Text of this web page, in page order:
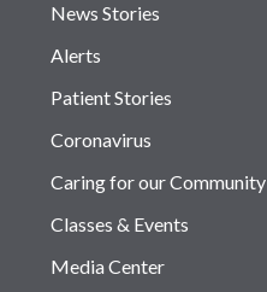
News Stories
Alerts
Patient Stories
Coronavirus
Caring for our Community
Classes & Events
Media Center